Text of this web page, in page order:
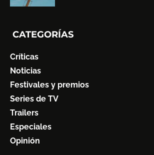
CATEGORÍAS
Críticas
Noticias
Festivales y premios
Series de TV
Trailers
Especiales
Opinión